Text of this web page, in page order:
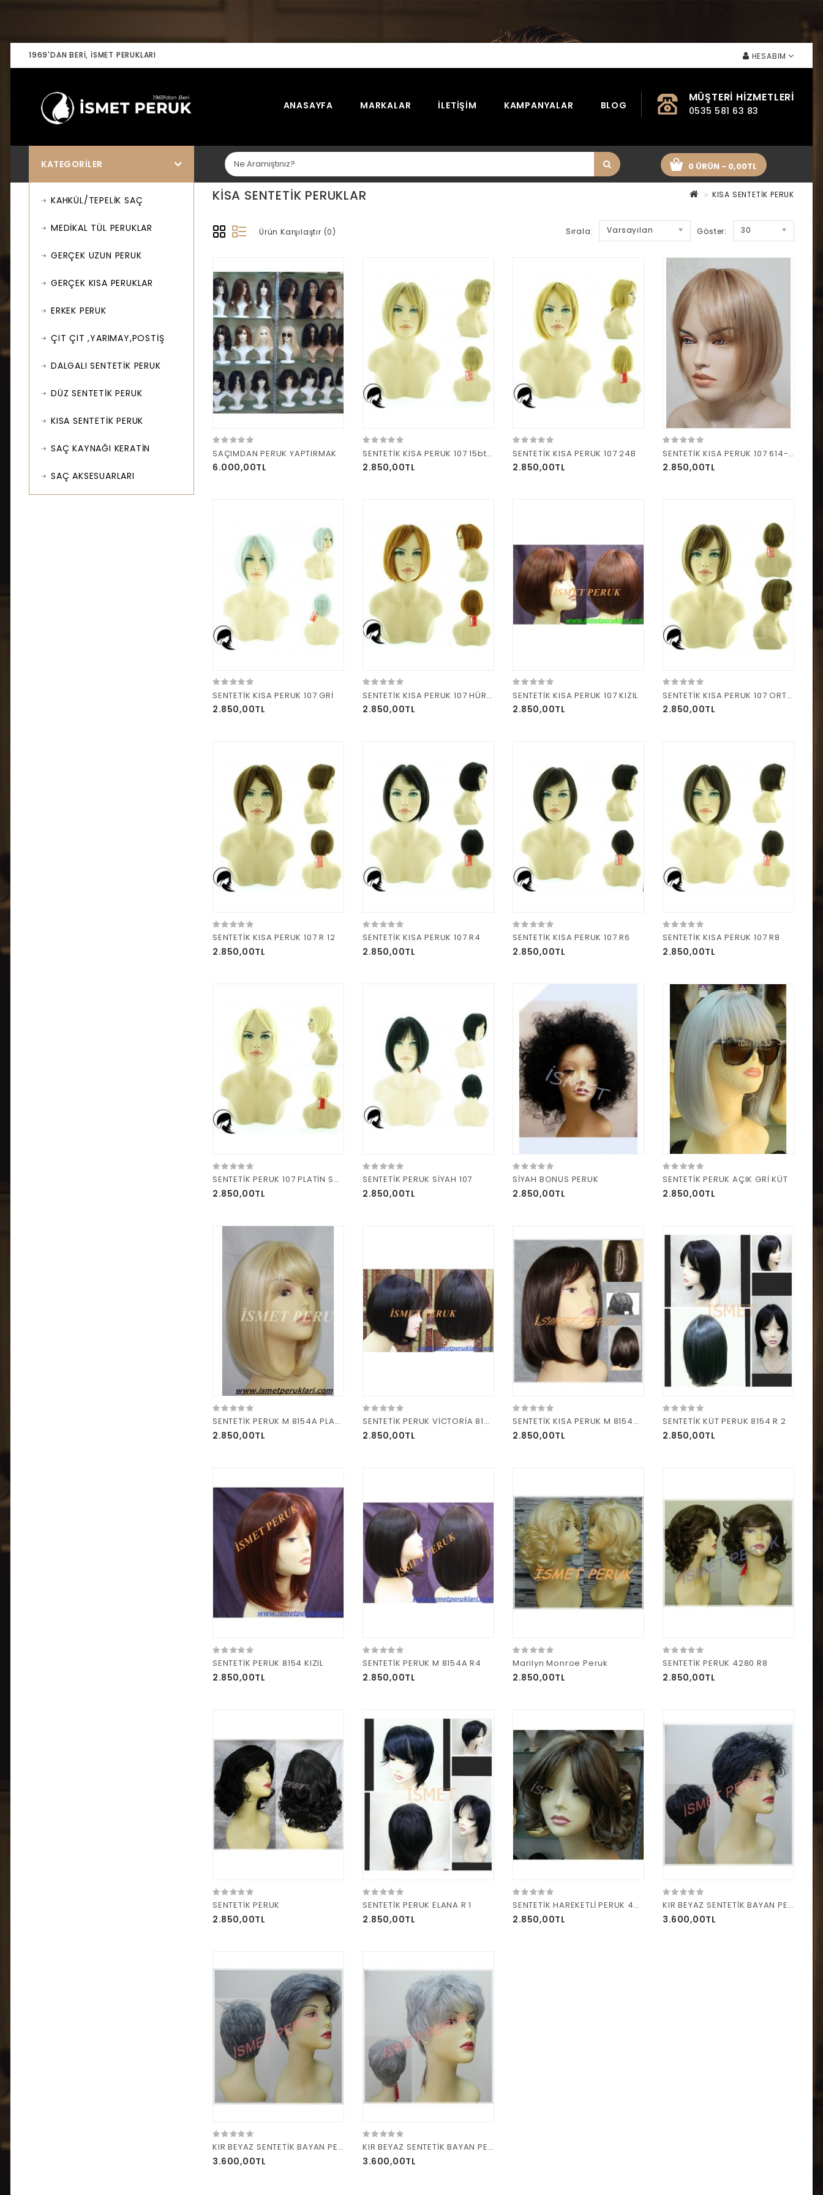
1969'DAN BERI, İSMET PERUKLARI HESABIM
MÜŞTERI HIZMETLERI
0535 581 63 83
ANASAYFA MARKALAR İLETIŞIM KAMPANYALAR BLOG
KATEGORILER 0 ÜRÜN - 0,00TL
KAHKÜL/TEPELİK SAÇ
MEDİKAL TÜL PERUKLAR
GERÇEK UZUN PERUK
GERÇEK KISA PERUKLAR
ERKEK PERUK
ÇIT ÇIT ,YARIMAY,POSTİŞ
DALGALI SENTETİK PERUK
DÜZ SENTETİK PERUK
KISA SENTETİK PERUK
SAÇ KAYNAĞI KERATİN
SAÇ AKSESUARLARI
KISA SENTETİK PERUK
KISA SENTETIK PERUKLAR
Ürün Karşılaştır (0) Sırala: Varsayılan Göster: 30
SAÇIMDAN PERUK YAPTIRMAK
6.000,00TL
SENTETİK KISA PERUK 107 15bt613H8
2.850,00TL
SENTETİK KISA PERUK 107 24B
2.850,00TL
SENTETİK KISA PERUK 107 614-25-21
2.850,00TL
SENTETİK KISA PERUK 107 GRİ
2.850,00TL
SENTETİK KISA PERUK 107 HÜRREM
2.850,00TL
SENTETİK KISA PERUK 107 KIZIL
2.850,00TL
SENTETİK KISA PERUK 107 ORTA RÖFLE
2.850,00TL
SENTETİK KISA PERUK 107 R 12
2.850,00TL
SENTETİK KISA PERUK 107 R4
2.850,00TL
SENTETİK KISA PERUK 107 R6
2.850,00TL
SENTETİK KISA PERUK 107 R8
2.850,00TL
SENTETİK PERUK 107 PLATİN SARI
2.850,00TL
SENTETİK PERUK SİYAH 107
2.850,00TL
SİYAH BONUS PERUK
2.850,00TL
SENTETİK PERUK AÇIK GRİ KÜT
2.850,00TL
SENTETİK PERUK M 8154A PLATİN SARISI
2.850,00TL
SENTETİK PERUK VİCTORİA 8150 R 4
2.850,00TL
SENTETİK KISA PERUK M 8154A R6
2.850,00TL
SENTETİK KÜT PERUK 8154 R 2
2.850,00TL
SENTETİK PERUK 8154 KIZIL
2.850,00TL
SENTETİK PERUK M 8154A R4
2.850,00TL
Marilyn Monroe Peruk
2.850,00TL
SENTETİK PERUK 4280 R8
2.850,00TL
SENTETİK PERUK
2.850,00TL
SENTETİK PERUK ELANA R 1
2.850,00TL
SENTETİK HAREKETLİ PERUK 4280 26L
2.850,00TL
KIR BEYAZ SENTETİK BAYAN PERUK HB 1
3.600,00TL
KIR BEYAZ SENTETİK BAYAN PERUK HB 3
3.600,00TL
KIR BEYAZ SENTETİK BAYAN PERUK HB-5
3.600,00TL